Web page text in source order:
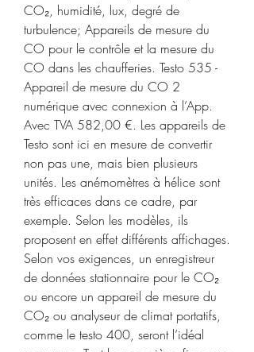
CO₂, humidité, lux, degré de
turbulence; Appareils de mesure du
CO pour le contrôle et la mesure du
CO dans les chaufferies. Testo 535 -
Appareil de mesure du CO 2
numérique avec connexion à l’App.
Avec TVA 582,00 €. Les appareils de
Testo sont ici en mesure de convertir
non pas une, mais bien plusieurs
unités. Les anémomètres à hélice sont
très efficaces dans ce cadre, par
exemple. Selon les modèles, ils
proposent en effet différents affichages.
Selon vos exigences, un enregistreur
de données stationnaire pour le CO₂
ou encore un appareil de mesure du
CO₂ ou analyseur de climat portatifs,
comme le testo 400, seront l’idéal